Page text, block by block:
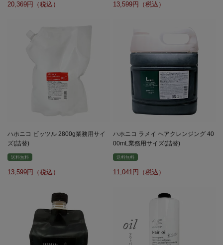
20,369 13,599
ハホニコ ビッツル 2800g業務用サイ
ズ(詰替)
送料無料
13,599
ハホニコ ラメイ ヘアクレンジング 40
00mL業務用サイズ(詰替)
送料無料
11,041